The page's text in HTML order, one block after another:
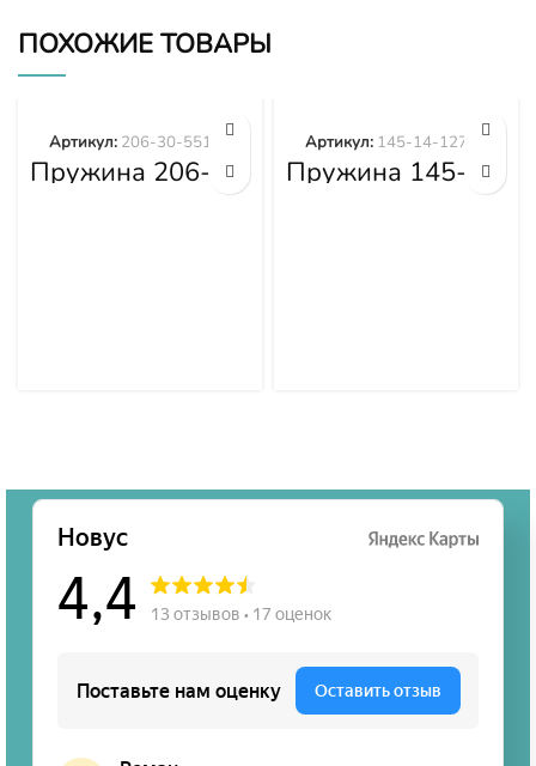
ПОХОЖИЕ ТОВАРЫ
Пружина 206-
30-55172
Артикул: 206-30-55172
Пружина 145-
14-12780
Артикул: 145-14-12780